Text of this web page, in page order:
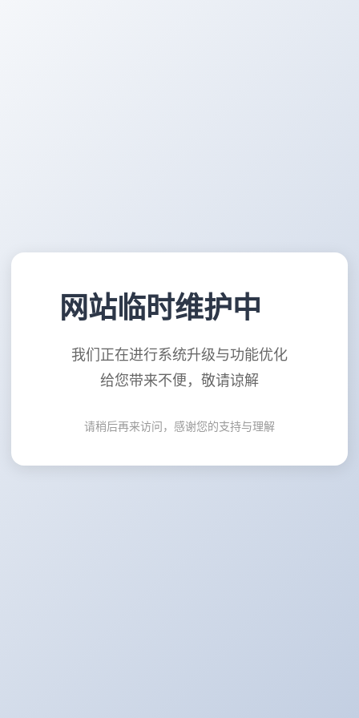
网站临时维护中
我们正在进行系统升级与功能优化
给您带来不便，敬请谅解
请稍后再来访问，感谢您的支持与理解